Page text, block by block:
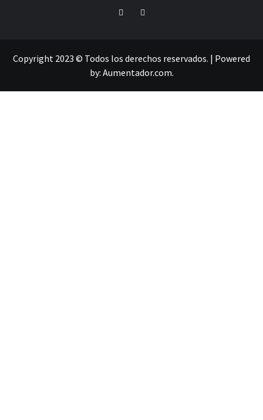
Copyright 2023 © Todos los derechos reservados. | Powered
by: Aumentador.com.